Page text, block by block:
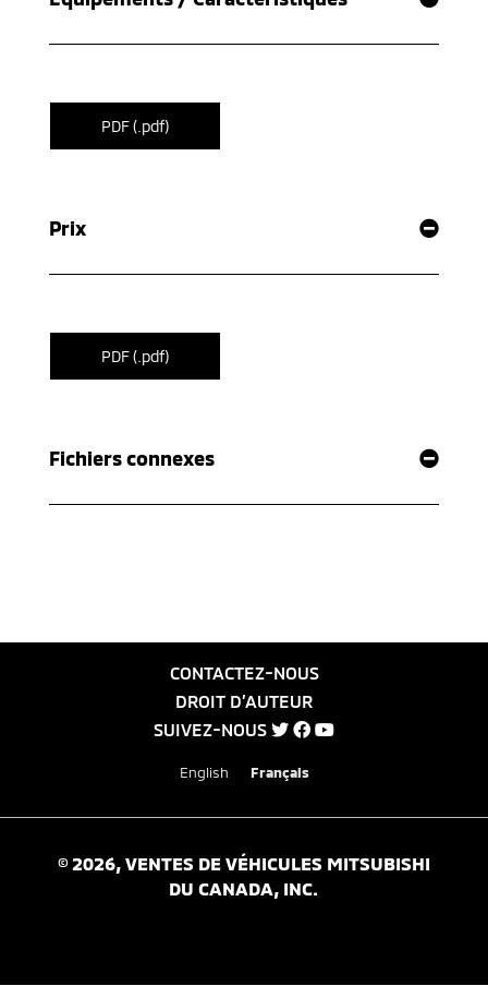
PDF (.pdf)
Prix
PDF (.pdf)
Fichiers connexes
CONTACTEZ-NOUS
DROIT D’AUTEUR
SUIVEZ-NOUS
English Français
© 2026, VENTES DE VÉHICULES MITSUBISHI
DU CANADA, INC.